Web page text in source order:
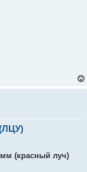
мм (красный луч)